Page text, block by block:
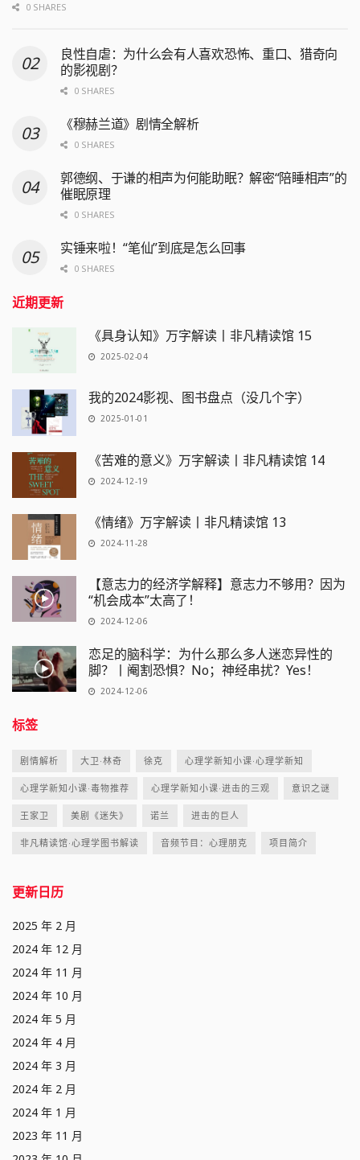
0 SHARES
良性自虐：为什么会有人喜欢恐怖、重口、猎奇向
的影视剧？
0 SHARES
《穆赫兰道》剧情全解析
0 SHARES
郭德纲、于谦的相声为何能助眠？解密“陪睡相声”的
催眠原理
0 SHARES
实锤来啦！“笔仙”到底是怎么回事
0 SHARES
近期更新
《具身认知》万字解读丨非凡精读馆 15
2025-02-04
我的2024影视、图书盘点（没几个字）
2025-01-01
《苦难的意义》万字解读丨非凡精读馆 14
2024-12-19
《情绪》万字解读丨非凡精读馆 13
2024-11-28
【意志力的经济学解释】意志力不够用？因为
“机会成本”太高了！
2024-12-06
恋足的脑科学：为什么那么多人迷恋异性的
脚？丨阉割恐惧？No；神经串扰？Yes！
2024-12-06
标签
剧情解析 大卫·林奇 徐克 心理学新知小课·心理学新知
心理学新知小课·毒物推荐 心理学新知小课·进击的三观 意识之谜
王家卫 美剧《迷失》 诺兰 进击的巨人
非凡精读馆·心理学图书解读 音频节目：心理朋克 项目简介
更新日历
2025 年 2 月
2024 年 12 月
2024 年 11 月
2024 年 10 月
2024 年 5 月
2024 年 4 月
2024 年 3 月
2024 年 2 月
2024 年 1 月
2023 年 11 月